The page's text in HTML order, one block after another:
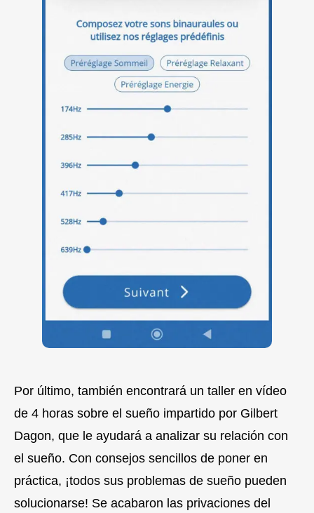
Por último, también encontrará un taller en vídeo
de 4 horas sobre el sueño impartido por Gilbert
Dagon, que le ayudará a analizar su relación con
el sueño. Con consejos sencillos de poner en
práctica, ¡todos sus problemas de sueño pueden
solucionarse! Se acabaron las privaciones del